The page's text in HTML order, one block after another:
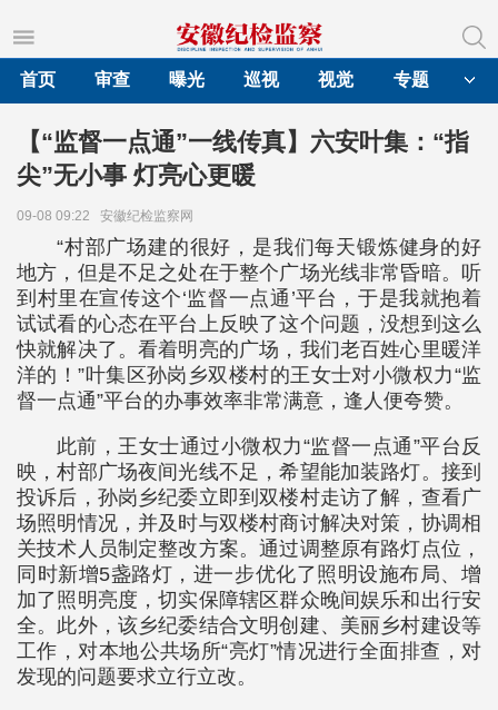
首页
审查 曝光 巡视 视觉 专题
【“监督一点通”一线传真】六安叶集：“指
尖”无小事 灯亮心更暖
09-08 09:22 安徽纪检监察网
“村部广场建的很好，是我们每天锻炼健身的好
地方，但是不足之处在于整个广场光线非常昏暗。听
到村里在宣传这个‘监督一点通’平台，于是我就抱着
试试看的心态在平台上反映了这个问题，没想到这么
快就解决了。看着明亮的广场，我们老百姓心里暖洋
洋的！”叶集区孙岗乡双楼村的王女士对小微权力“监
督一点通”平台的办事效率非常满意，逢人便夸赞。
此前，王女士通过小微权力“监督一点通”平台反
映，村部广场夜间光线不足，希望能加装路灯。接到
投诉后，孙岗乡纪委立即到双楼村走访了解，查看广
场照明情况，并及时与双楼村商讨解决对策，协调相
关技术人员制定整改方案。通过调整原有路灯点位，
同时新增5盏路灯，进一步优化了照明设施布局、增
加了照明亮度，切实保障辖区群众晚间娱乐和出行安
全。此外，该乡纪委结合文明创建、美丽乡村建设等
工作，对本地公共场所“亮灯”情况进行全面排查，对
发现的问题要求立行立改。